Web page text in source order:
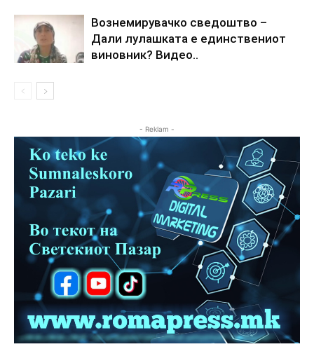
Вознемирувачко сведоштво –
Дали лулашката е единствениот
виновник? Видео..
- Reklam -